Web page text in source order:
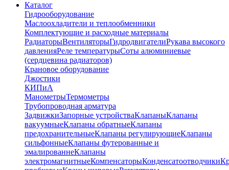
Каталог
Гидрооборудование
Маслоохладители и теплообменники
Комплектующие и расходные материалы
РадиаторыВентиляторыГидродвигателиРукава высокого
давленияРеле температурыСоты алюминиевые
(сердцевина радиаторов)
Крановое оборудование
Джостики
КИПиА
МанометрыТермометры
Трубопроводная арматура
ЗадвижкиЗапорные устройстваКлапаныКлапаны
вакуумныеКлапаны обратныеКлапаны
предохранительныеКлапаны регулирующиеКлапаны
сильфонныеКлапаны футерованные и
эмалированнеКлапаны
электромагнитныеКомпенсаторыКонденсатоотводчики